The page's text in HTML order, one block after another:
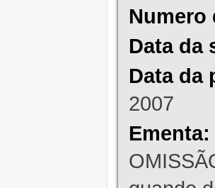
Numero
Data da
Data da
2007
Ementa: